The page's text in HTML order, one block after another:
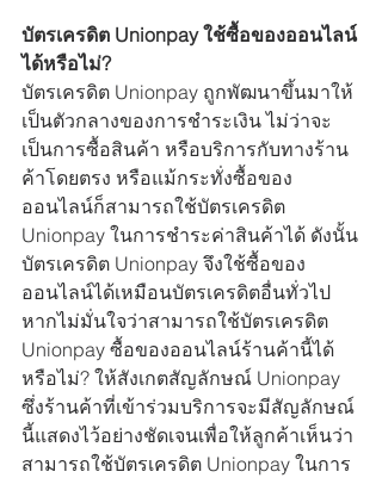
บัตรเครดิต Unionpay ใช้ซื้อของออนไลน์
ได้หรือไม่?
บัตรเครดิต Unionpay ถูกพัฒนาขึ้นมาให้
เป็นตัวกลางของการชำระเงิน ไม่ว่าจะ
เป็นการซื้อสินค้า หรือบริการกับทางร้าน
ค้าโดยตรง หรือแม้กระทั่งซื้อของ
ออนไลน์ก็สามารถใช้บัตรเครดิต
Unionpay ในการชำระค่าสินค้าได้ ดังนั้น
บัตรเครดิต Unionpay จึงใช้ซื้อของ
ออนไลน์ได้เหมือนบัตรเครดิตอื่นทั่วไป
หากไม่มั่นใจว่าสามารถใช้บัตรเครดิต
Unionpay ซื้อของออนไลน์ร้านค้านี้ได้
หรือไม่? ให้สังเกตสัญลักษณ์ Unionpay
ซึ่งร้านค้าที่เข้าร่วมบริการจะมีสัญลักษณ์
นี้แสดงไว้อย่างชัดเจนเพื่อให้ลูกค้าเห็นว่า
สามารถใช้บัตรเครดิต Unionpay ในการ